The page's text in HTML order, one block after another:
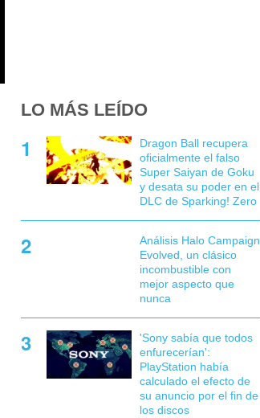
LO MÁS LEÍDO
Dragon Ball recupera
oficialmente el falso
Super Saiyan de Goku
y desata su poder en el
DLC de Sparking! Zero
Análisis Halo Campaign
Evolved, un clásico
incombustible con
mejor aspecto que
nunca
'Sony sabía que todos
enfurecerían':
PlayStation había
calculado el efecto de
su anuncio por el fin de
los discos